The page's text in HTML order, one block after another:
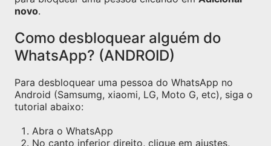
novo.
Como desbloquear alguém do
WhatsApp? (ANDROID)
Para desbloquear uma pessoa do WhatsApp no
Android (Samsumg, xiaomi, LG, Moto G, etc), siga o
tutorial abaixo:
Abra o WhatsApp
No canto inferior direito, clique em ajustes,